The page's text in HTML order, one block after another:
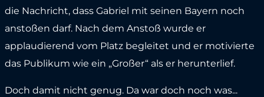
die Nachricht, dass Gabriel mit seinen Bayern noch
anstoßen darf. Nach dem Anstoß wurde er
applaudierend vom Platz begleitet und er motivierte
das Publikum wie ein „Großer“ als er herunterlief.
Doch damit nicht genug. Da war doch noch was...